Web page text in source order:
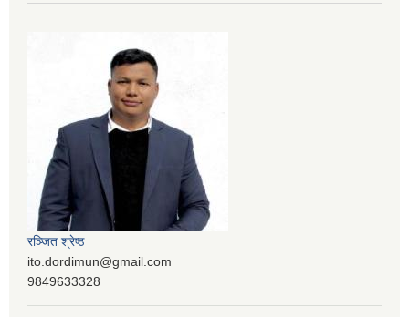
रञ्‍जित श्रेष्ठ
ito.dordimun@gmail.com
9849633328